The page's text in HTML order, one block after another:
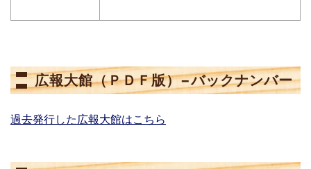
広報大館（ＰＤＦ版）−バックナンバー
過去発行した広報大館はこちら